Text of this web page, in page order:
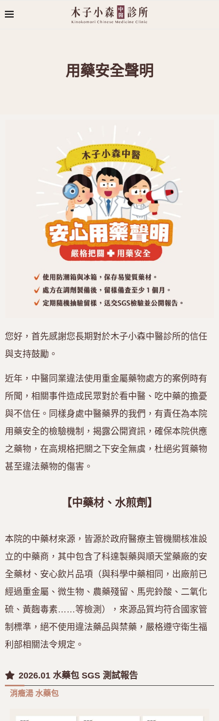
用藥安全聲明
您好，首先感謝您長期對於木子小森中醫診所的信任
與支持鼓勵。
近年，中醫同業違法使用重金屬藥物處方的案例時有
所聞，相關事件造成民眾對於看中醫、吃中藥的擔憂
與不信任。同樣身處中醫藥界的我們，有責任為本院
用藥安全的檢驗機制，揭露公開資訊，確保本院供應
之藥物，在高規格把關之下安全無虞，杜絕劣質藥物
甚至違法藥物的傷害。
【中藥材、水煎劑】
本院的中藥材來源，皆源於政府醫療主管機關核准設
立的中藥商，其中包含了科達製藥與順天堂藥廠的安
全藥材、安心飲片品項（與科學中藥相同，出廠前已
經過重金屬、微生物、農藥殘留、馬兜鈴酸、二氧化
硫、黃麴毒素……等檢測），來源品質均符合國家管
制標準，絕不使用違法藥品與禁藥，嚴格遵守衛生福
利部相關法令規定。
2026.01 水藥包 SGS 測試報告
消癥湯 水藥包